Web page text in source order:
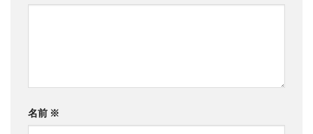
名前 ※